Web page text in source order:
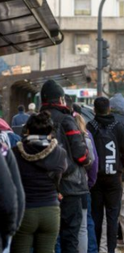
Notas
Mundial 2026